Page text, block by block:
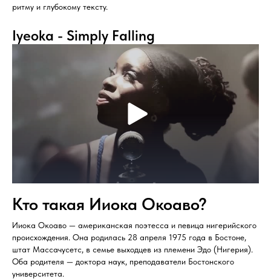
ритму и глубокому тексту.
Iyeoka - Simply Falling
Кто такая Ииока Окоаво?
Ииока Окоаво — американская поэтесса и певица нигерийского
происхождения. Она родилась 28 апреля 1975 года в Бостоне,
штат Массачусетс, в семье выходцев из племени Эдо (Нигерия).
Оба родителя — доктора наук, преподаватели Бостонского
университета.